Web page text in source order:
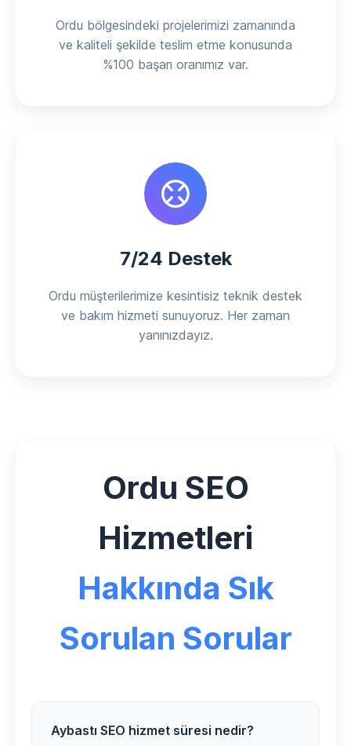
Ordu bölgesindeki projelerimizi zamanında
ve kaliteli şekilde teslim etme konusunda
%100 başarı oranımız var.
7/24 Destek
Ordu müşterilerimize kesintisiz teknik destek
ve bakım hizmeti sunuyoruz. Her zaman
yanınızdayız.
Ordu SEO
Hizmetleri
Hakkında Sık
Sorulan Sorular
Aybastı SEO hizmet süresi nedir?